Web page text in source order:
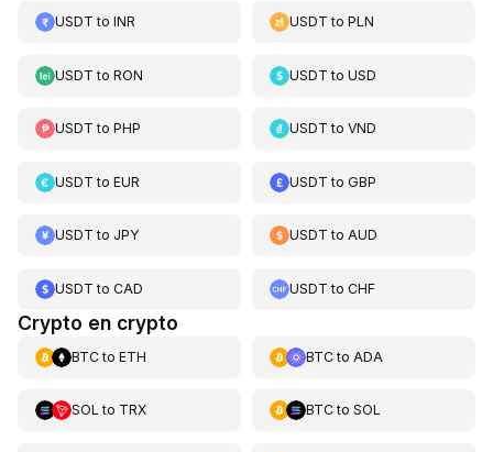
USDT to INR USDT toPLN
USDT to RON USDT toUSD
USDT to PHP USDT toVND
USDT to EUR USDT toGBP
USDT to JPY USDT toAUD
USDT to CAD USDT toCHF
Crypto en crypto
BTCto ETH BTCto ADA
SOL to TRX BTCto SOL